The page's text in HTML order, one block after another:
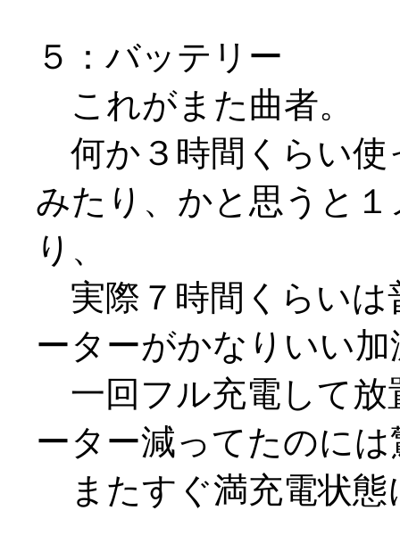
５：バッテリー
これがまた曲者。
何か３時間くらい使
みたり、かと思うと
り、
実際７時間くらいは
ーターがかなりいい
一回フル充電して放
ーター減ってたのに
またすぐ満充電状態